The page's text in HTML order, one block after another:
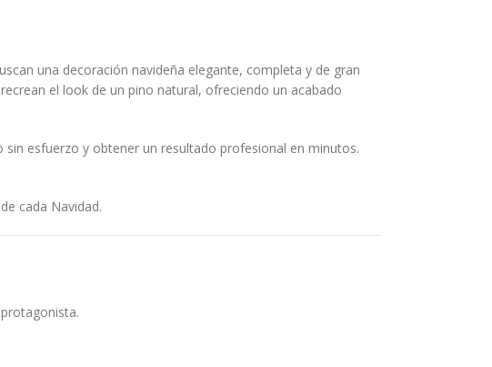
una decoración navideña elegante, completa y de gran
el look de un pino natural, ofreciendo un acabado
esfuerzo y obtener un resultado profesional en minutos.
cada Navidad.